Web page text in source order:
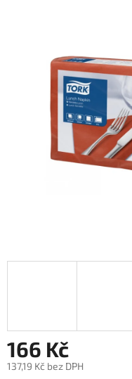
166 Kč
137,19 Kč bez DPH